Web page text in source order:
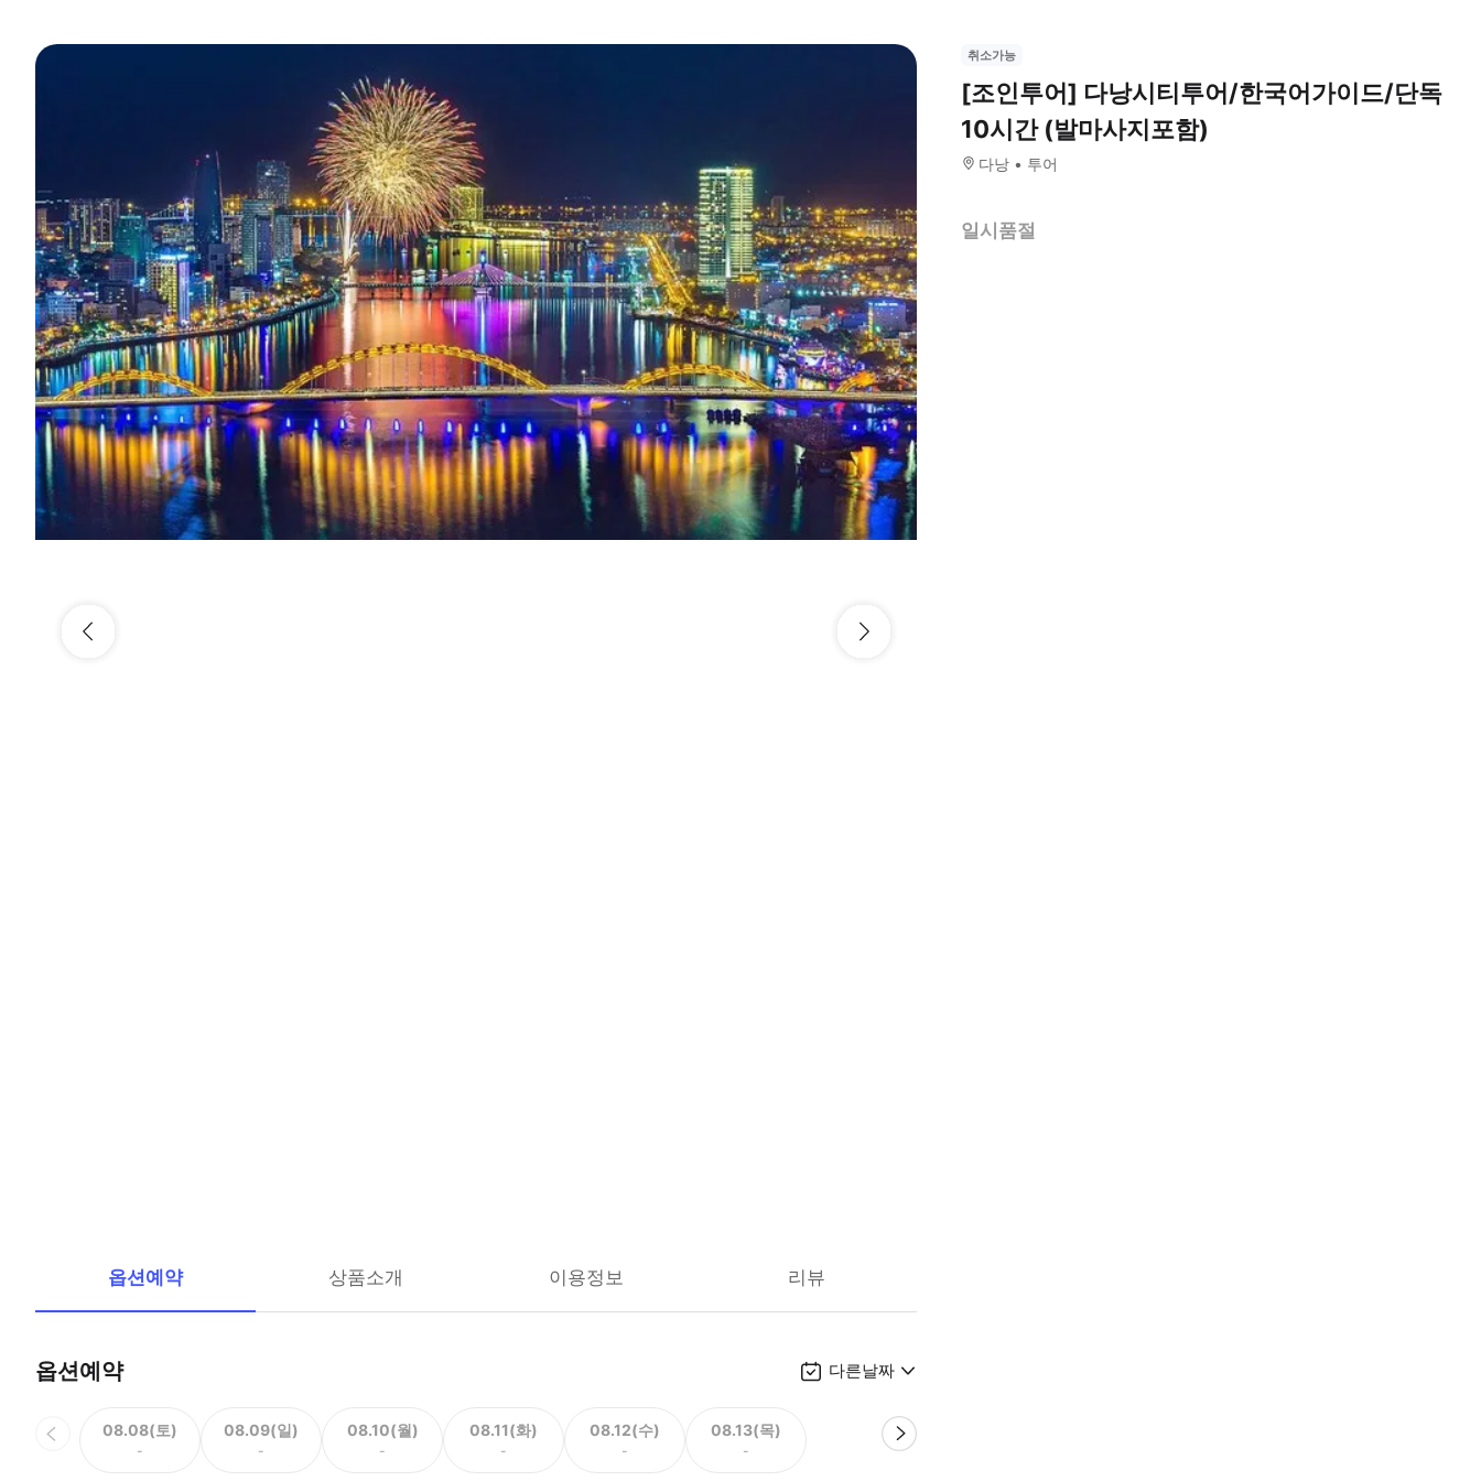
옵션예약 상품소개 이용정보 리뷰
옵션예약 다른날짜
08.08(토)
-
08.09(일)
-
08.10(월)
-
08.11(화)
-
08.12(수)
-
08.13(목)
-
취소가능
[조인투어] 다낭시티투어/한국어가이드/단독
10시간 (발마사지포함)
다낭 투어
일시품절